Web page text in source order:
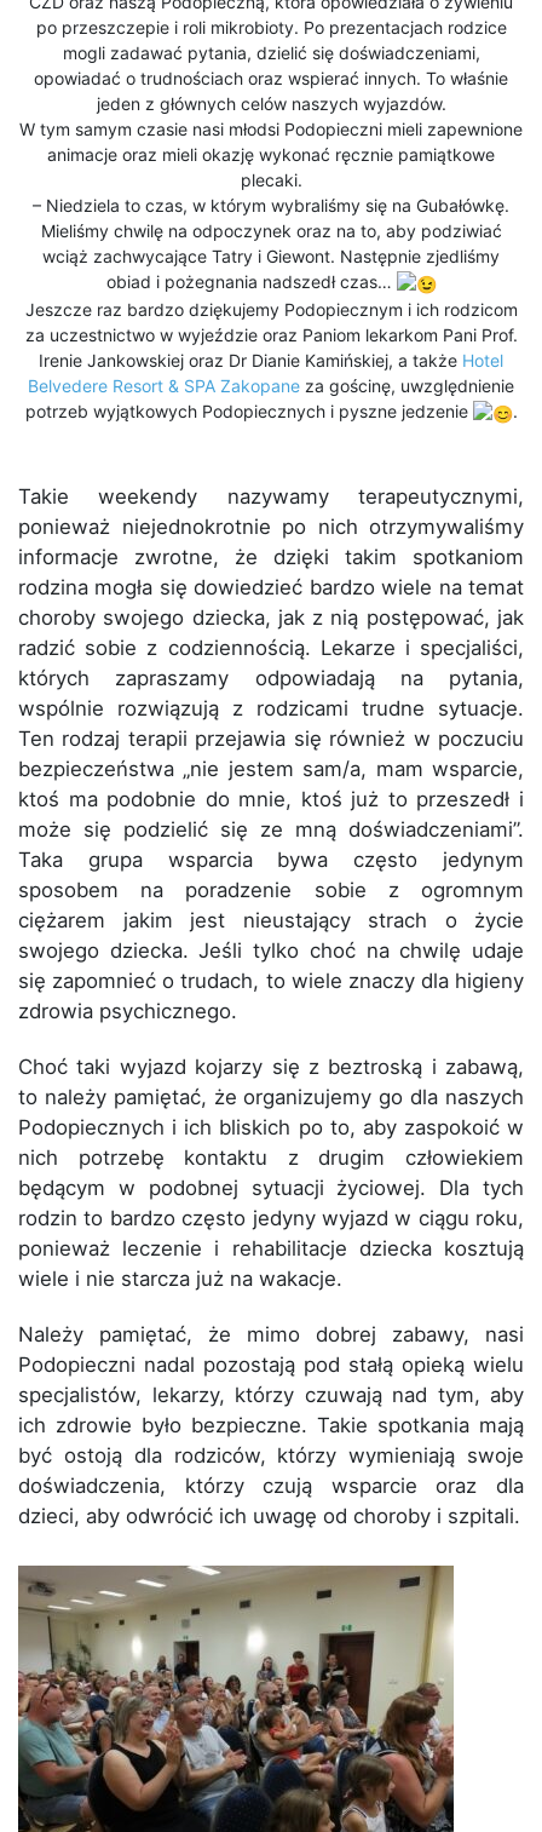
po przeszczepie i roli mikrobioty. Po prezentacjach rodzice
mogli zadawać pytania, dzielić się doświadczeniami,
opowiadać o trudnościach oraz wspierać innych. To właśnie
jeden z głównych celów naszych wyjazdów.
W tym samym czasie nasi młodsi Podopieczni mieli zapewnione
animacje oraz mieli okazję wykonać ręcznie pamiątkowe
plecaki.
– Niedziela to czas, w którym wybraliśmy się na Gubałówkę.
Mieliśmy chwilę na odpoczynek oraz na to, aby podziwiać
wciąż zachwycające Tatry i Giewont. Następnie zjedliśmy
obiad i pożegnania nadszedł czas…
Jeszcze raz bardzo dziękujemy Podopiecznym i ich rodzicom
za uczestnictwo w wyjeździe oraz Paniom lekarkom Pani Prof.
Irenie Jankowskiej oraz Dr Dianie Kamińskiej, a także Hotel
Belvedere Resort & SPA Zakopane za gościnę, uwzględnienie
potrzeb wyjątkowych Podopiecznych i pyszne jedzenie
.
Takie weekendy nazywamy terapeutycznymi,
ponieważ niejednokrotnie po nich otrzymywaliśmy
informacje zwrotne, że dzięki takim spotkaniom
rodzina mogła się dowiedzieć bardzo wiele na temat
choroby swojego dziecka, jak z nią postępować, jak
radzić sobie z codziennością. Lekarze i specjaliści,
których zapraszamy odpowiadają na pytania,
wspólnie rozwiązują z rodzicami trudne sytuacje.
Ten rodzaj terapii przejawia się również w poczuciu
bezpieczeństwa „nie jestem sam/a, mam wsparcie,
ktoś ma podobnie do mnie, ktoś już to przeszedł i
może się podzielić się ze mną doświadczeniami”.
Taka grupa wsparcia bywa często jedynym
sposobem na poradzenie sobie z ogromnym
ciężarem jakim jest nieustający strach o życie
swojego dziecka. Jeśli tylko choć na chwilę udaje
się zapomnieć o trudach, to wiele znaczy dla higieny
zdrowia psychicznego.
Choć taki wyjazd kojarzy się z beztroską i zabawą,
to należy pamiętać, że organizujemy go dla naszych
Podopiecznych i ich bliskich po to, aby zaspokoić w
nich potrzebę kontaktu z drugim człowiekiem
będącym w podobnej sytuacji życiowej. Dla tych
rodzin to bardzo często jedyny wyjazd w ciągu roku,
ponieważ leczenie i rehabilitacje dziecka kosztują
wiele i nie starcza już na wakacje.
Należy pamiętać, że mimo dobrej zabawy, nasi
Podopieczni nadal pozostają pod stałą opieką wielu
specjalistów, lekarzy, którzy czuwają nad tym, aby
ich zdrowie było bezpieczne. Takie spotkania mają
być ostoją dla rodziców, którzy wymieniają swoje
doświadczenia, którzy czują wsparcie oraz dla
dzieci, aby odwrócić ich uwagę od choroby i szpitali.